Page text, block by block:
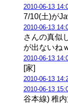
2010-06-13
7/10(土)が
2010-06-13
さんの真似
が出ないね
2010-06-13
[家]
2010-06-13
2010-06-13
谷本線) 稚